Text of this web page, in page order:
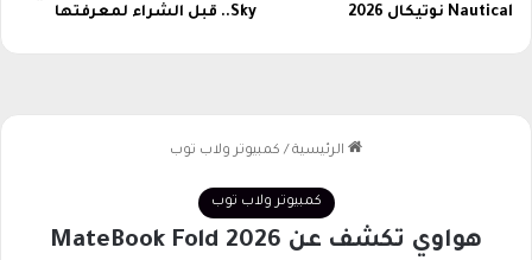
Nautical نوتيكال 2026
Sky.. قبل الشراء لمعرفتها